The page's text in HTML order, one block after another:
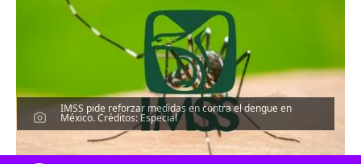
IMSS pide reforzar medidas en contra el dengue en
México. Créditos: Especial
Escucha el artículo